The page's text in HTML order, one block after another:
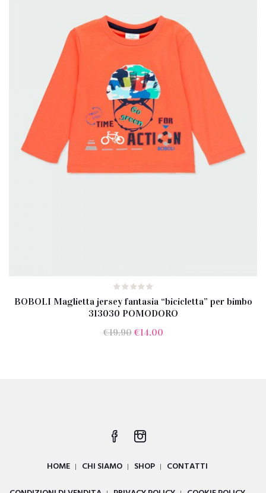
BOBOLI Maglietta jersey fantasia “bicicletta” per bimbo
313030 POMODORO
€19.90 Il
€14.00Il
HOME CHI SIAMO SHOP
CONTATTI